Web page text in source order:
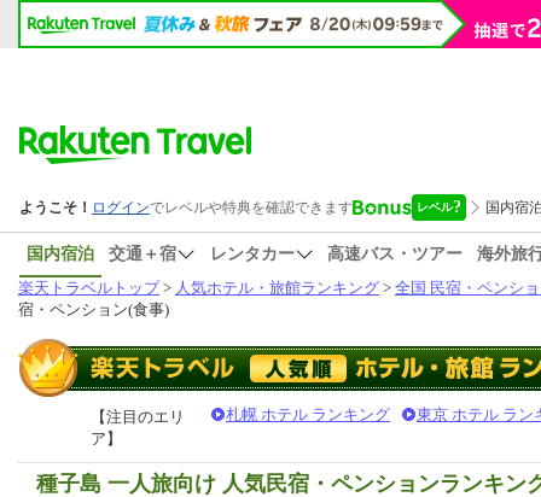
国内宿泊 交通＋宿 レンタカー 高速バス・ツアー
海外旅
楽天トラベルトップ> 人気ホテル・旅館ランキング > 全国 民宿・ペンシ
宿・ペンション(食事)
【注目のエリ
ア】
札幌 ホテル ランキング 東京 ホテル ラン
種子島 一人旅向け 人気民宿・ペンションランキン